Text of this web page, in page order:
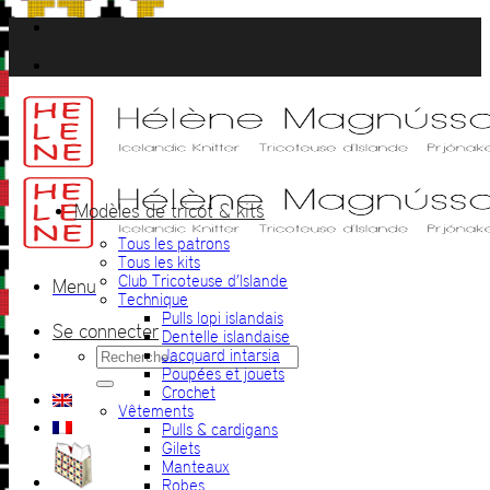
Passer
au
contenu
Menu
Se connecter
Recherche
pour :
Modèles de tricot & kits
Tous les patrons
Tous les kits
Club Tricoteuse d’Islande
Technique
Pulls lopi islandais
Dentelle islandaise
Jacquard intarsia
Poupées et jouets
Crochet
Vêtements
Pulls & cardigans
Gilets
Manteaux
Robes